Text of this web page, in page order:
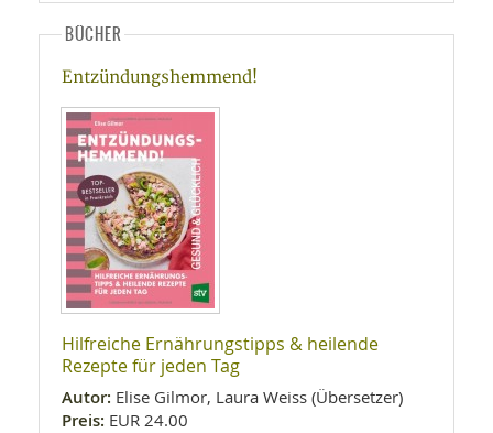
BÜCHER
Entzündungshemmend!
Hilfreiche Ernährungstipps & heilende
Rezepte für jeden Tag
Autor: Elise Gilmor, Laura Weiss (Übersetzer)
Preis: EUR 24.00